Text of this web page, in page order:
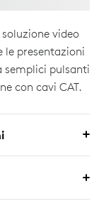
video
le presentazioni
semplici pulsanti
con cavi CAT.